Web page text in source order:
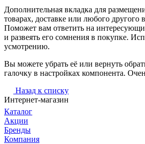
Дополнительная вкладка для
товарах, доставке или любого другого
Поможет вам ответить на
и развеять его сомнения в покупке.
усмотрению.
Вы можете убрать её или вернуть
галочку в настройках компонента.
Назад к списку
Интернет-магазин
Каталог
Акции
Бренды
Компания